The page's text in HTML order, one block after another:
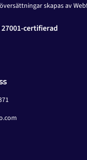
skapas av
certifierad